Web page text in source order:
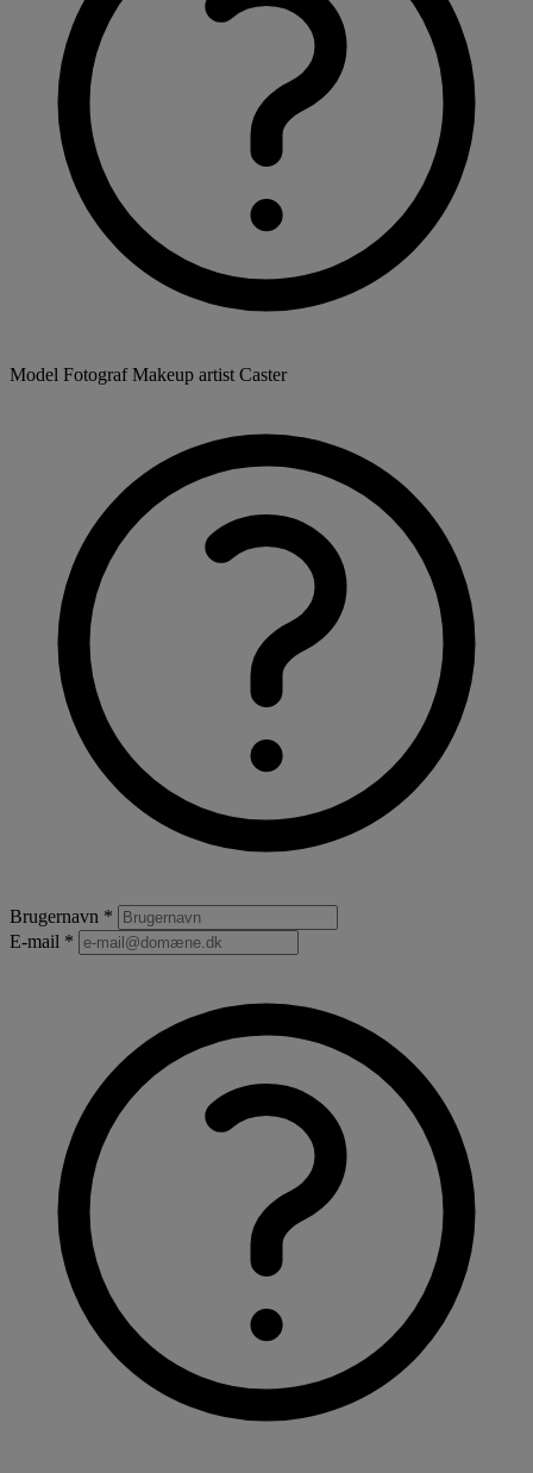
Model FotografMakeup artist Caster
Brugernavn *
E-mail *